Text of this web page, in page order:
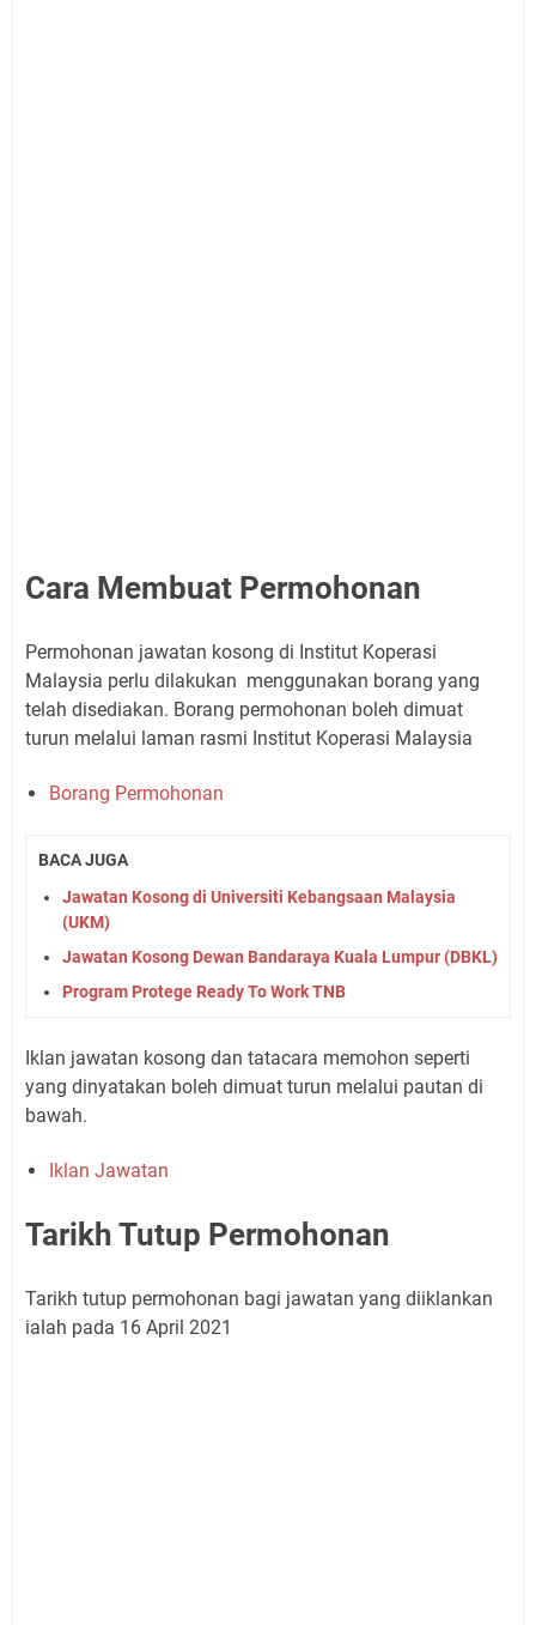
Cara Membuat Permohonan
Permohonan jawatan kosong di Institut Koperasi
Malaysia perlu dilakukan menggunakan borang yang
telah disediakan. Borang permohonan boleh dimuat
turun melalui laman rasmi Institut Koperasi Malaysia
Borang Permohonan
BACA JUGA
Jawatan Kosong di Universiti Kebangsaan Malaysia
(UKM)
Jawatan Kosong Dewan Bandaraya Kuala Lumpur (DBKL)
Program Protege Ready To Work TNB
Iklan jawatan kosong dan tatacara memohon seperti
yang dinyatakan boleh dimuat turun melalui pautan di
bawah.
Iklan Jawatan
Tarikh Tutup Permohonan
Tarikh tutup permohonan bagi jawatan yang diiklankan
ialah pada 16 April 2021